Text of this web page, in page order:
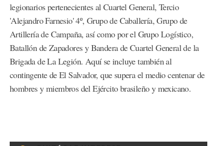
legionarios pertenecientes al Cuartel General, Tercio
'Alejandro Farnesio' 4º, Grupo de Caballería, Grupo de
Artillería de Campaña, así como por el Grupo Logístico,
Batallón de Zapadores y Bandera de Cuartel General de la
Brigada de La Legión. Aquí se incluye también al
contingente de El Salvador, que supera el medio centenar de
hombres y miembros del Ejército brasileño y mexicano.